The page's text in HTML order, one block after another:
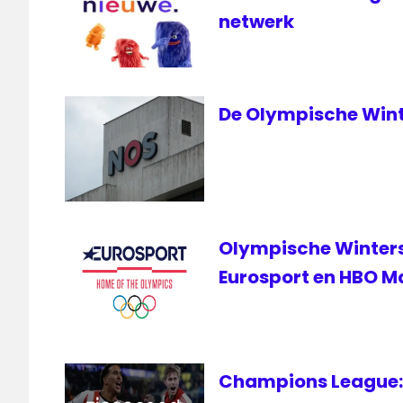
netwerk
De Olympische
Olympische
Eurosport en HBO
Champions